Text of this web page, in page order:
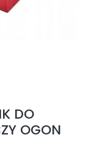
DO
OGON